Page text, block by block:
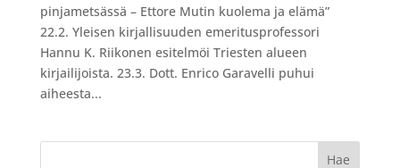
pinjametsässä – Ettore Mutin kuolema ja elämä”
22.2. Yleisen kirjallisuuden emeritusprofessori
Hannu K. Riikonen esitelmöi Triesten alueen
kirjailijoista. 23.3. Dott. Enrico Garavelli puhui
aiheesta...